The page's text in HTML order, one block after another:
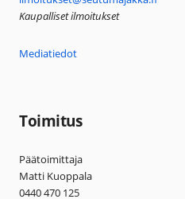
Kaupalliset ilmoitukset
Mediatiedot
Toimitus
Päätoimittaja
Matti Kuoppala
0440 470 125